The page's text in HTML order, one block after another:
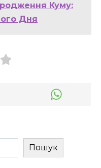
Куму:
Дня
Пошук